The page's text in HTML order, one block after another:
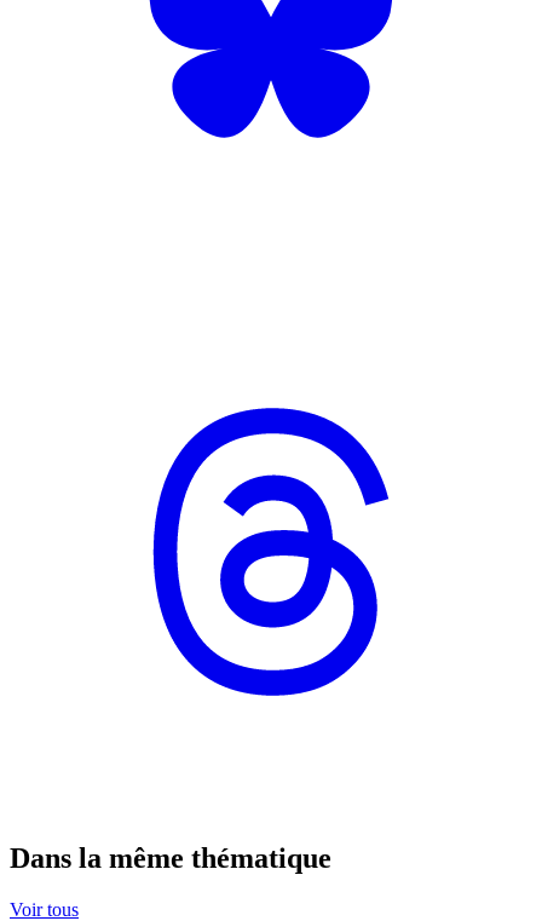
Dans la même thématique
Voir tous